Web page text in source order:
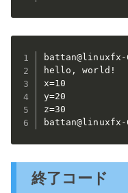
hello, world!
x=10
y=20
z=30
battan@linuxfx-
終了コード